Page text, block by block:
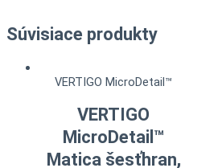
Súvisiace produkty
VERTIGO MicroDetail™
VERTIGO
MicroDetail™
Matica šesťhran,